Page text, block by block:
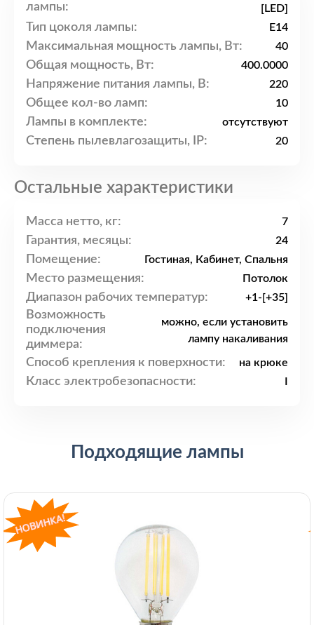
лампы: [LED]
Тип цоколя лампы: E14
Максимальная мощность лампы, Вт: 40
Общая мощность, Вт: 400.0000
Напряжение питания лампы, В: 220
Общее кол-во ламп: 10
Лампы в комплекте: отсутствуют
Степень пылевлагозащиты, IP: 20
Остальные характеристики
Масса нетто, кг: 7
Гарантия, месяцы: 24
Помещение: Гостиная, Кабинет, Спальня
Место размещения: Потолок
Диапазон рабочих температур: +1-[+35]
Возможность
подключения
диммера:
можно, если установить
лампу накаливания
Способ крепления к поверхности: на крюке
Класс электробезопасности:
Подходящие лампы